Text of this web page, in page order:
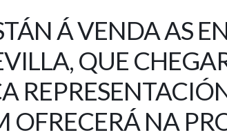
Á VENDA AS
QUE
OFRECERÁ NA